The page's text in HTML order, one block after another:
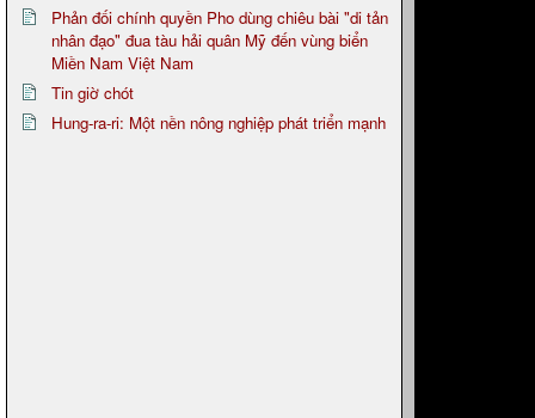
Phản đối chính quyền Pho dùng chiêu bài "di tản
nhân đạo" đua tàu hải quân Mỹ đến vùng biển
Miền Nam Việt Nam
Tin giờ chót
Hung-ra-ri: Một nền nông nghiệp phát triển mạnh